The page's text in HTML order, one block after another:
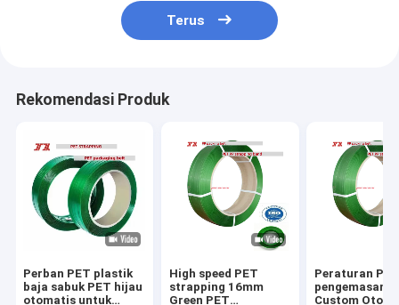
Terus
Rekomendasi Produk
Perban PET plastik
baja sabuk PET hijau
otomatis untuk
High speed PET
strapping 16mm
Green PET
Peraturan
pengemasan
Custom